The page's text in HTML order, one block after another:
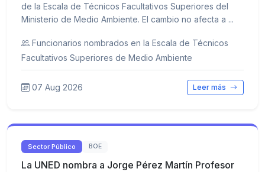
de la Escala de Técnicos Facultativos Superiores del
Ministerio de Medio Ambiente. El cambio no afecta a ...
Funcionarios nombrados en la Escala de Técnicos
Facultativos Superiores de Medio Ambiente
07 Aug 2026 Leer más
Sector Público BOE
La UNED nombra a Jorge Pérez Martín Profesor